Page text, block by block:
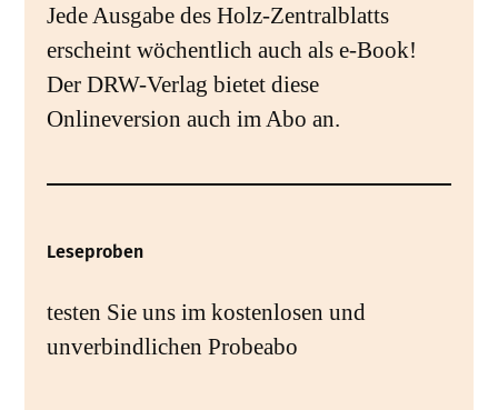
Jede Ausgabe des Holz-Zentralblatts
erscheint wöchentlich auch als e-Book!
Der DRW-Verlag bietet diese
Onlineversion auch im Abo an.
Leseproben
testen Sie uns im kostenlosen und
unverbindlichen Probeabo